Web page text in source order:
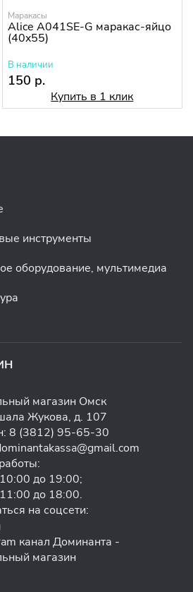
Маракасы
Alice A041SE-G маракас-яйцо
(40x55)
В наличии
150 р.
Купить в 1 клик
инструменты
оборудование, мультимедиа
магазин Омск
Жукова, д. 107
8 (3812) 95-65-30
до 19:00;
до 18:00.
на соцсети: